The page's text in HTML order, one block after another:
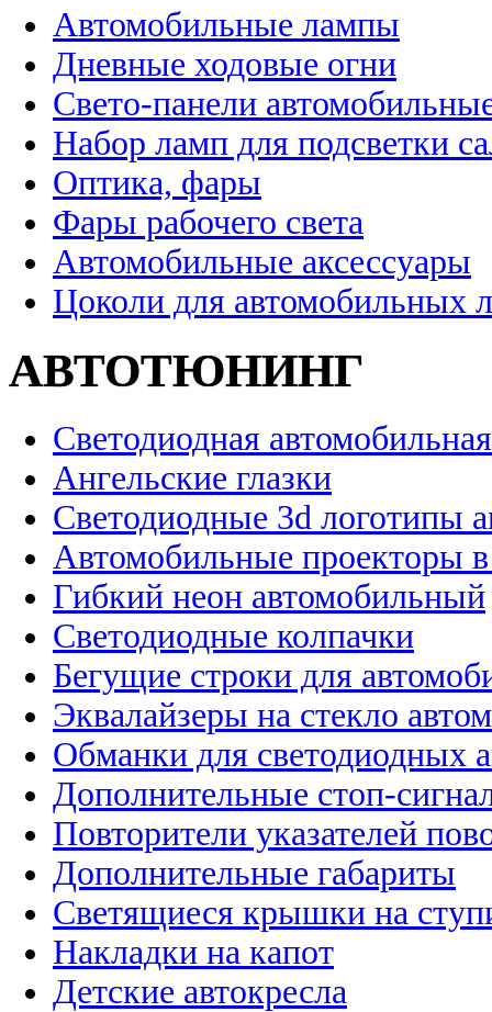
Автомобильные лампы
Дневные ходовые огни
Свето-панели
Набор ламп для подсветки
Оптика, фары
Фары рабочего света
Автомобильные аксессуары
Цоколи для автомобильных
АВТОТЮНИНГ
Светодиодная
Ангельские глазки
Светодиодные 3d логотипы
Автомобильные проекторы
Гибкий неон автомобильный
Светодиодные колпачки
Бегущие строки для
Эквалайзеры на стекло
Обманки для светодиодных
Дополнительные стоп-
Повторители указателей
Дополнительные габариты
Светящиеся крышки на
Накладки на капот
Детские автокресла